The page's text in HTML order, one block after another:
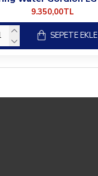
9.350,00TL
SEPETE EKLE